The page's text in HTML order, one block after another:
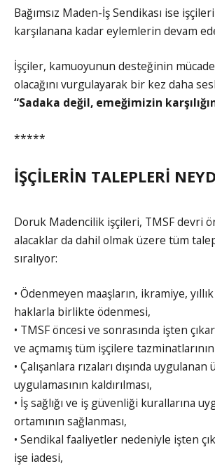
Bağımsız Maden-İş Sendikası ise
karşılanana kadar eylemlerin devam
İşçiler, kamuoyunun desteğinin
olacağını vurgulayarak bir kez daha
“Sadaka değil, emeğimizin
*****
İŞÇİLERİN TALEPLERİ
Doruk Madencilik işçileri, TMSF devri
alacaklar da dahil olmak üzere tüm
sıralıyor:
• Ödenmeyen maaşların, ikramiye,
haklarla birlikte ödenmesi,
• TMSF öncesi ve sonrasında işten
ve açmamış tüm işçilere
• Çalışanlara rızaları dışında
uygulamasının kaldırılması,
• İş sağlığı ve iş güvenliği kurallarına
ortamının sağlanması,
• Sendikal faaliyetler nedeniyle işten
işe iadesi,